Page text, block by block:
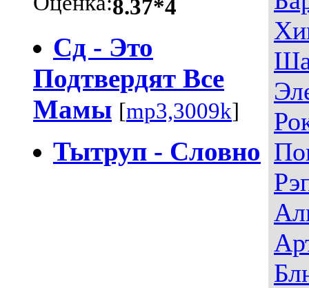
8.37*4
Сд - Это
Подтвердят Все
Мамы [mp3,3009k]
Тытруп - Словно